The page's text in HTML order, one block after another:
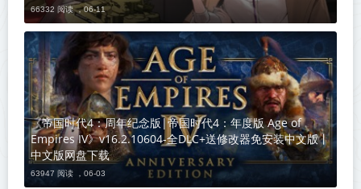
66332 阅读 ，06-11
《帝国时代4：周年纪念版|帝国时代4：年度版 Age of
Empires IV》v16.2.10604-全DLC+送修改器免安装中文版丨
中文版网盘下载
63947 阅读 ， 06-03